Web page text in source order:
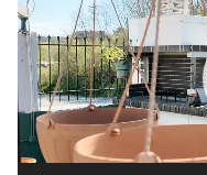
Βίντεο